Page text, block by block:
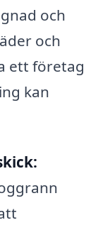
och
och
ett företag
kan